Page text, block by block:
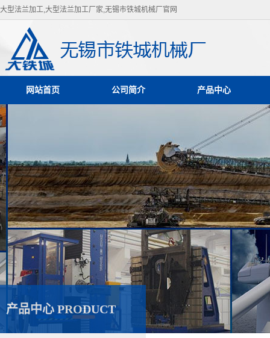
大型法兰加工,大型法兰加工厂家,无锡市铁城机械厂官网
网站首页 公司简介 产品中心
产品中心 PRODUCT